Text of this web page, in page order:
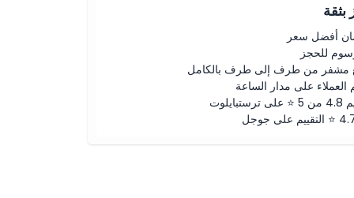
بثقة
أفضل سعر
للحجز
مشفر من طرف إلى طرف بالكامل
العملاء على مدار الساعة
على جوجل